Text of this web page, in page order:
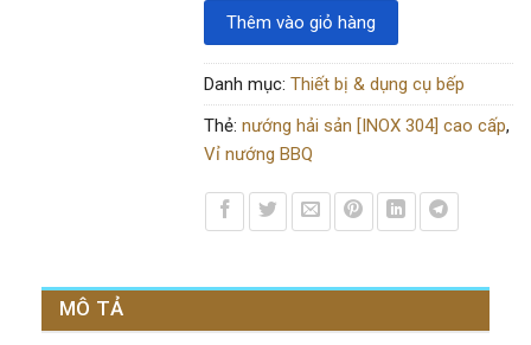
Thêm vào giỏ hàng
Danh mục: Thiết bị & dụng cụ bếp
Thẻ: nướng hải sản [INOX 304] cao cấp,
Vỉ nướng BBQ
MÔ TẢ